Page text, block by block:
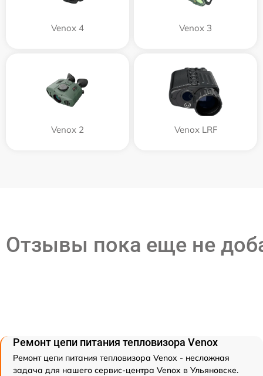
Venox 4 Venox 3
Venox 2 Venox LRF
Отзывы пока еще не
Ремонт цепи питания тепловизора Venox
Ремонт цепи питания тепловизора Venox - несложная
задача для нашего сервис-центра Venox в Ульяновске.